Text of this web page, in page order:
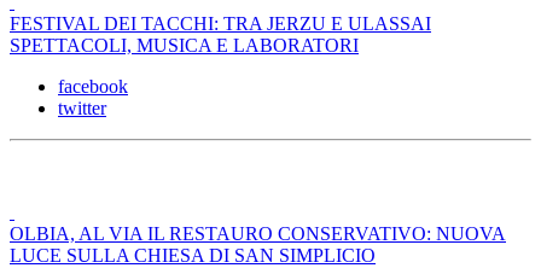
FESTIVAL DEI TACCHI: TRA JERZU E ULASSAI
SPETTACOLI, MUSICA E LABORATORI
facebook
twitter
OLBIA, AL VIA IL RESTAURO CONSERVATIVO: NUOVA
LUCE SULLA CHIESA DI SAN SIMPLICIO